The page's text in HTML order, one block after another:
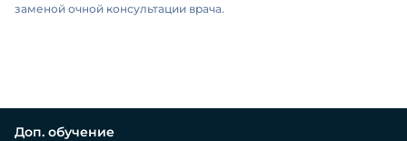
заменой очной консультации врача.
Доп. обучение